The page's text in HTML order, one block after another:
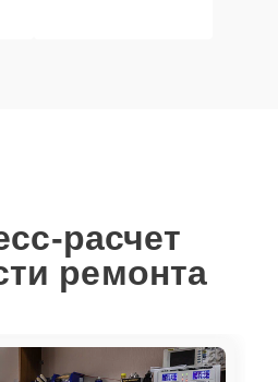
расчет
ремонта